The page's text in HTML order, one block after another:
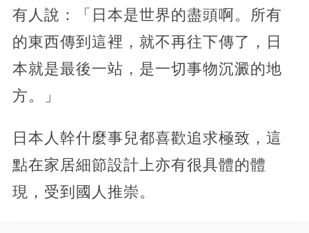
有人說：「日本是世界的盡頭啊。所有
的東西傳到這裡，就不再往下傳了，日
本就是最後一站，是一切事物沉澱的地
方。」
日本人幹什麼事兒都喜歡追求極致，這
點在家居細節設計上亦有很具體的體
現，受到國人推崇。